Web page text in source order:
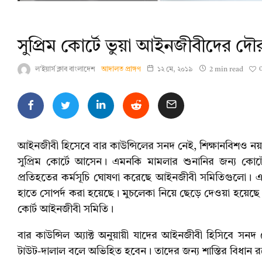
সুপ্রিম কোর্টে ভুয়া আইনজীবীদের
ল'ইয়ার্স ক্লাব বাংলাদেশ আদালত প্রাঙ্গণ ১২ মে, ২০১৯ 2 min read
আইনজীবী হিসেবে বার কাউন্সিলের সনদ নেই, শিক্ষানবিশও
সুপ্রিম কোর্টে আসেন। এমনকি মামলার শুনানির জন্য
প্রতিহতের কর্মসূচি ঘোষণা করেছে আইনজীবী সমিতিগুলো।
হাতে সোপর্দ করা হয়েছে। মুচলেকা নিয়ে ছেড়ে দেওয়া
কোর্ট আইনজীবী সমিতি।
বার কাউন্সিল অ্যাক্ট অনুয়ায়ী যাদের আইনজীবী হিসিবে
টাউট-দালাল বলে অভিহিত হবেন। তাদের জন্য শাস্তির বিধান